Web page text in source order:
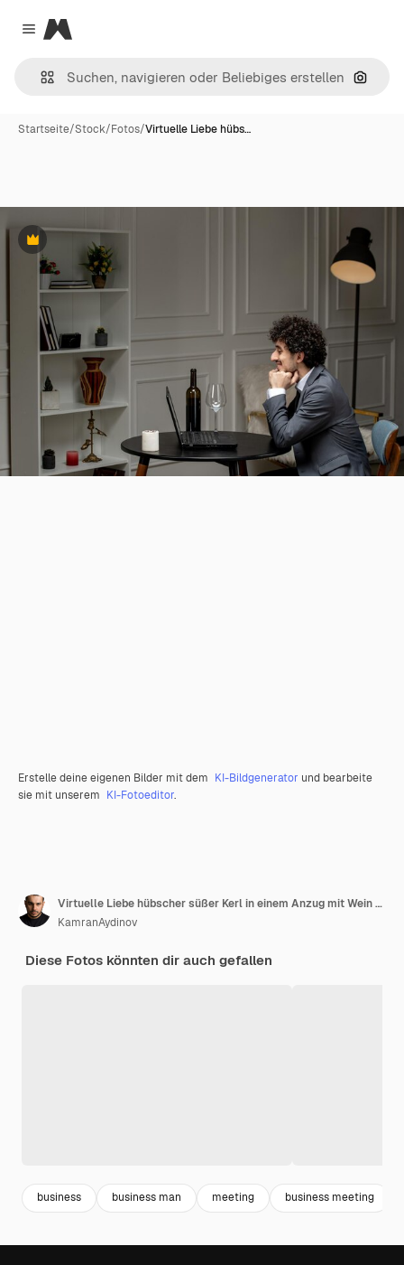
Close menu
Magnific
Nach
Startseite/Stock/Fotos/Virtuelle Liebe hübs…
Premium
Erstelle deine eigenen Bilder mit dem KI-Bildgenerator und bearbeite
sie mit unserem KI-Fotoeditor.
Virtuelle Liebe hübscher süßer Kerl in einem Anzug mit Wein auf einem fernen Computerdatum, das geduldig wartet
KamranAydinov
Diese Fotos könnten dir auch gefallen
business business man meeting business meeting